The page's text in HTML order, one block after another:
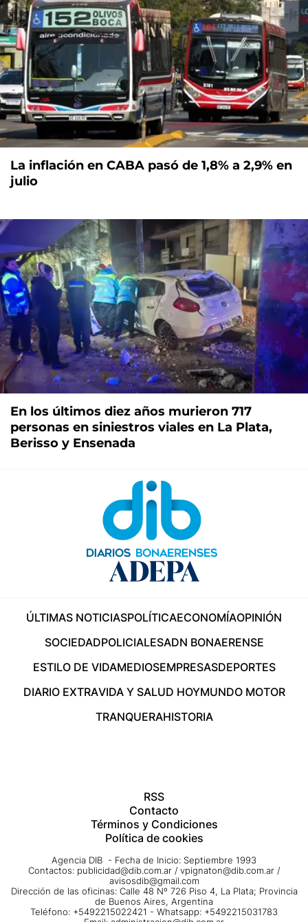
La inflación en CABA pasó de 1,8% a 2,9% en
julio
En los últimos diez años murieron 717
personas en siniestros viales en La Plata,
Berisso y Ensenada
ÚLTIMAS NOTICIASPOLÍTICAECONOMÍAOPINIÓN
SOCIEDADPOLICIALESADN BONAERENSE
ESTILO DE VIDAMEDIOSEMPRESASDEPORTES
DIARIO EXTRAVIDA Y SALUD HOYMUNDO MOTOR
TRANQUERAHISTORIA
RSS
Contacto
Términos y Condiciones
Política de cookies
Agencia DIB - Fecha de Inicio: Septiembre 1993
Contactos: publicidad@dib.com.ar / vpignaton@dib.com.ar /
avisosdib@gmail.com
Dirección de las oficinas: Calle 48 Nº 726 Piso 4, La Plata; Provincia
de Buenos Aires, Argentina
Teléfono: +5492215022421 - Whatsapp: +5492215031783